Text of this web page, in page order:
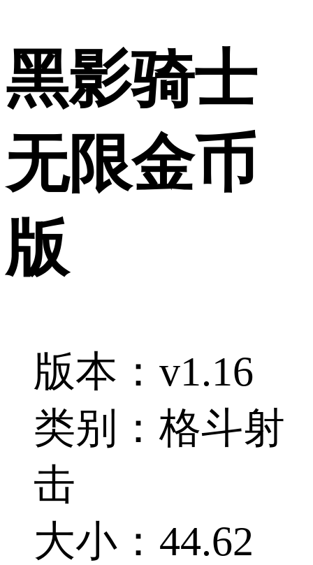
黑影骑士
无限金币
版
版本：v1.16
类别：格斗射
击
大小：44.62